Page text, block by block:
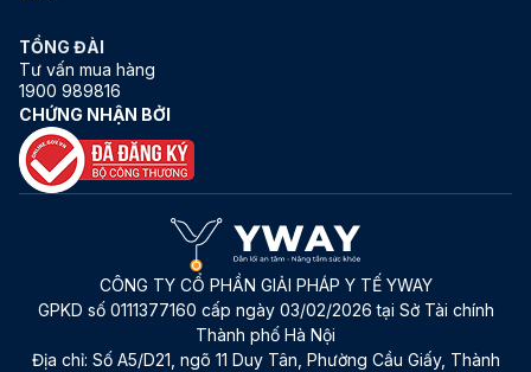
TỔNG ĐÀI
Tư vấn mua hàng
1900 989816
CHỨNG NHẬN BỞI
CÔNG TY CỔ PHẦN GIẢI PHÁP Y TẾ YWAY
GPKD số 0111377160 cấp ngày 03/02/2026 tại Sở Tài chính
Thành phố Hà Nội
Địa chỉ: Số A5/D21, ngõ 11 Duy Tân, Phường Cầu Giấy, Thành